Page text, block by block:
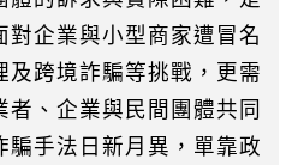
對企業與小型商家遭冒名
及跨境詐騙等挑戰，更需
者、企業與民間團體共同
騙手法日新月異，單靠政